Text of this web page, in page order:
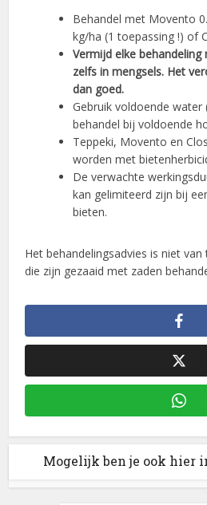
Behandel met Movento
kg/ha (1 toepassing !) of
Vermijd elke
zelfs in mengsels. Het
dan goed.
Gebruik voldoende
behandel bij voldoende
Teppeki, Movento en
worden met
De verwachte
kan gelimiteerd zijn bij
bieten.
Het behandelingsadvies is niet
die zijn gezaaid met zaden
Mogelijk ben je ook hier